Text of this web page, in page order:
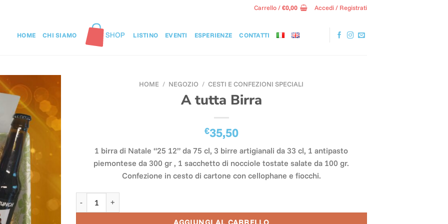
Carrello /€0,00 Accedi / Registrati
HOME CHI SIAMO LISTINO EVENTI ESPERIENZE CONTATTI
HOME / NEGOZIO / CESTI E CONFEZIONI SPECIALI
A tutta Birra
€35,50
1 birra di Natale “25 12” da 75 cl, 3 birre artigianali da 33 cl, 1 antipasto
piemontese da 300 gr , 1 sacchetto di nocciole tostate salate da 100 gr.
Confezione in cesto di cartone con cellophane e fiocchi.
AGGIUNGI AL CARRELLO